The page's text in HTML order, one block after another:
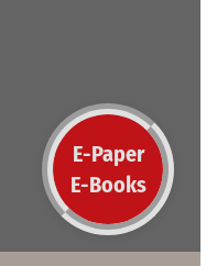
E-Paper
E-Books